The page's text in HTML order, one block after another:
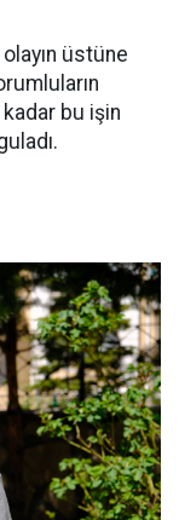
üstüne
kadar bu işin